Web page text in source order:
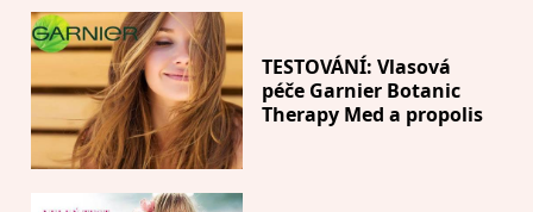
TESTOVÁNÍ: Vlasová
péče Garnier Botanic
Therapy Med a propolis